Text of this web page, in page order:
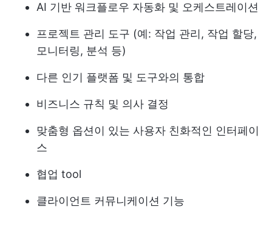
AI 기반 워크플로우 자동화 및 오케스트레이션
프로젝트 관리 도구 (예: 작업 관리, 작업 할당,
모니터링, 분석 등)
다른 인기 플랫폼 및 도구와의 통합
비즈니스 규칙 및 의사 결정
맞춤형 옵션이 있는 사용자 친화적인 인터페이
스
협업 tool
클라이언트 커뮤니케이션 기능